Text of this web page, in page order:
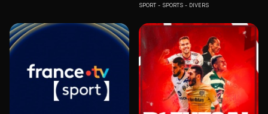
SPORT SPORTS - DIVERS